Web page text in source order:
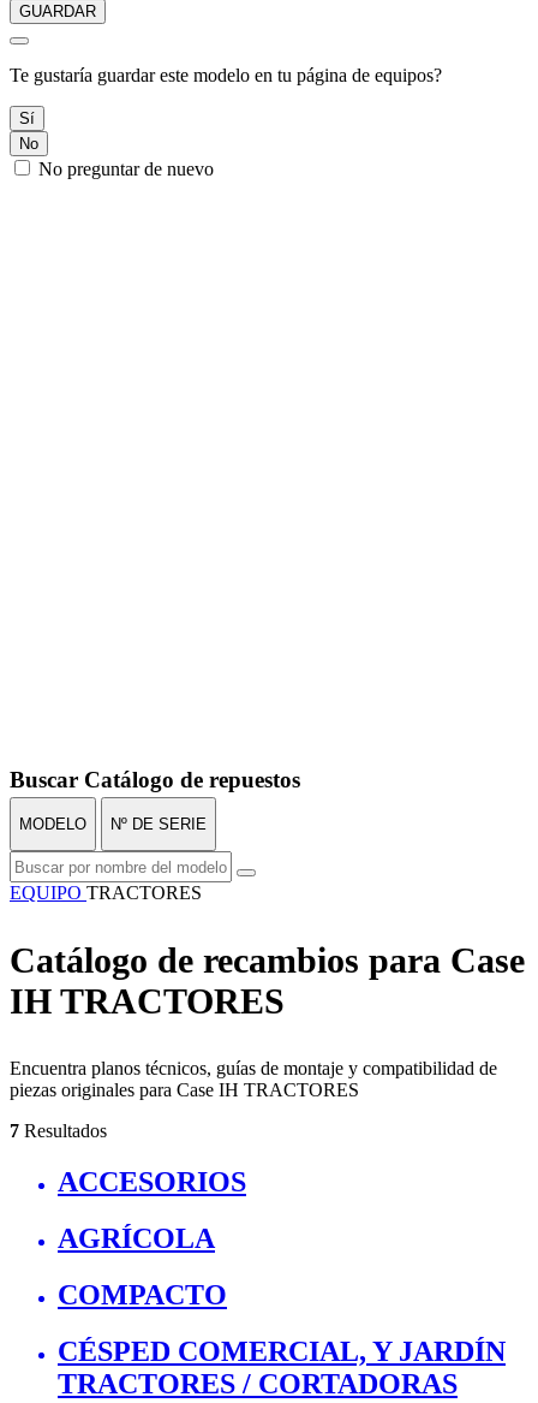
GUARDAR
Te gustaría guardar este modelo en tu página de equipos?
Sí
No
No preguntar de nuevo
Buscar Catálogo de repuestos
MODELO Nº DE SERIE
EQUIPO TRACTORES
Catálogo de recambios para Case
IH TRACTORES
Encuentra planos técnicos, guías de montaje y compatibilidad de
piezas originales para Case IH TRACTORES
7 Resultados
ACCESORIOS
AGRÍCOLA
COMPACTO
CÉSPED COMERCIAL, Y JARDÍN
TRACTORES / CORTADORAS